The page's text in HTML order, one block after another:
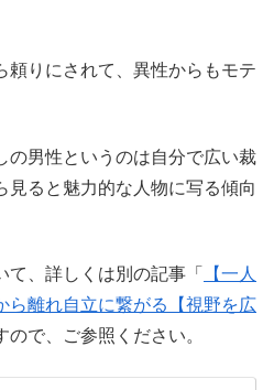
頼りにされて、異性からもモテ
の男性というのは自分で広い裁
見ると魅力的な人物に写る傾向
、詳しくは別の記事「
【一人
ら離れ自立に繋がる【視野を広
ので、ご参照ください。